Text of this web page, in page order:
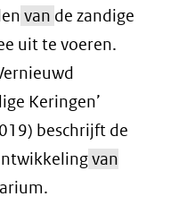
van de zandige
uit te voeren.
Keringen’
beschrijft de
van